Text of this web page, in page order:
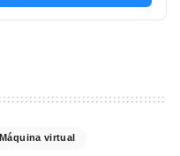
Máquina virtual